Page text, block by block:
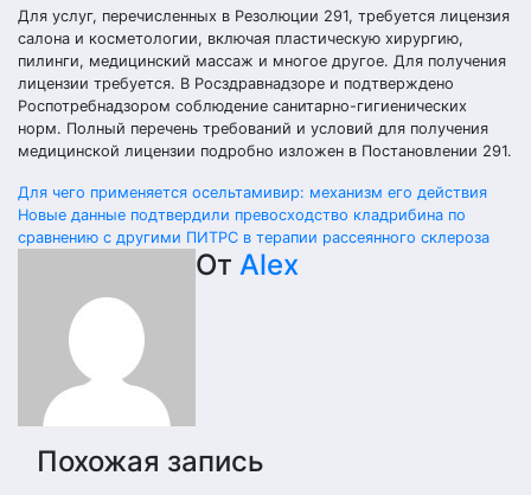
Для услуг, перечисленных в Резолюции 291, требуется лицензия
салона и косметологии, включая пластическую хирургию,
пилинги, медицинский массаж и многое другое. Для получения
лицензии требуется. В Росздравнадзоре и подтверждено
Роспотребнадзором соблюдение санитарно-гигиенических
норм. Полный перечень требований и условий для получения
медицинской лицензии подробно изложен в Постановлении 291.
Навигация
по
записям
Для чего применяется осельтамивир: механизм его действия
Новые данные подтвердили превосходство кладрибина по
сравнению с другими ПИТРС в терапии рассеянного склероза
От Alex
Похожая запись